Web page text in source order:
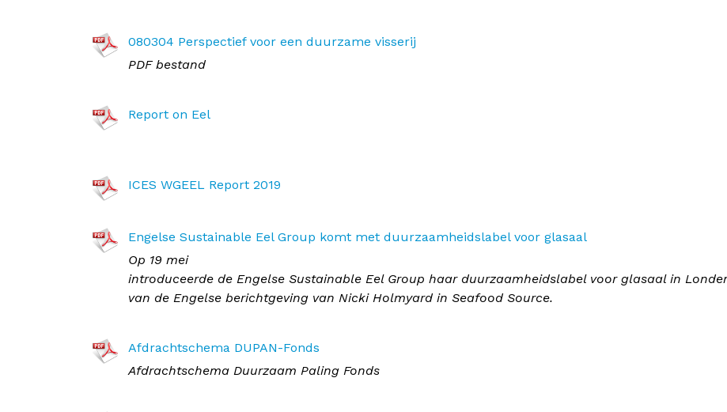
080304 Perspectief voor een duurzame visserij
PDF bestand
Report on Eel
ICES WGEEL Report 2019
Engelse Sustainable Eel Group komt met duurzaamheidslabel voor glasaal
Op 19 mei
introduceerde de Engelse Sustainable Eel Group haar duurzaamheidslabel voor glasaal in
van de Engelse berichtgeving van Nicki Holmyard in Seafood Source.
Afdrachtschema DUPAN-Fonds
Afdrachtschema Duurzaam Paling Fonds